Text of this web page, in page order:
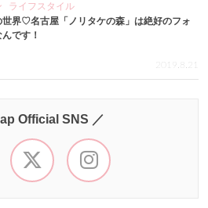
ライフスタイル
世界♡名古屋「ノリタケの森」は絶好のフォ
です！
2019.8.21
Official SNS ／